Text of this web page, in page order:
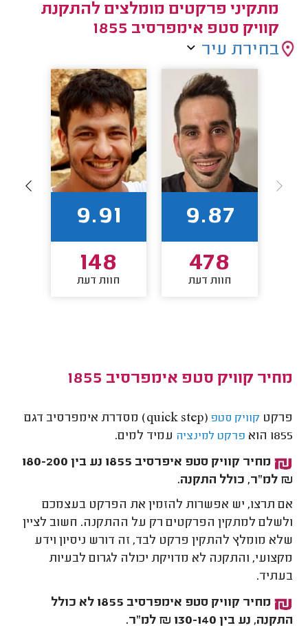
מתקיני פרקטים מומלצים להתקנת
קוויק סטפ אימפרסיב 1855
בחירת עיר
9.87
478
חוות דעת
9.91
148
חוות דעת
מחיר קוויק סטפ אימפרסיב 1855
פרקט קוויק סטפ
(quick step) מסדרת אימפרסיב דגם
1855 הוא
פרקט למינציה עמיד למים.
מחיר קוויק סטפ איפרסיב 1855 נע בין 180-200
₪ למ"ר, כולל התקנה.
אם תרצו, יש אפשרות להזמין את הפרקט בעצמכם
ולשלם למתקין הפרקטים רק על ההתקנה. חשוב לציין
שלא מומלץ להתקין פרקט לבד, זה דורש ניסיון וידע
מקצועי, והתקנה לא מדויקת יכולה לגרום לבעיות
בעתיד.
מחיר קוויק סטפ אימפרסיב 1855 לא כולל
התקנה, נע בין 130-140 ₪ למ"ר.